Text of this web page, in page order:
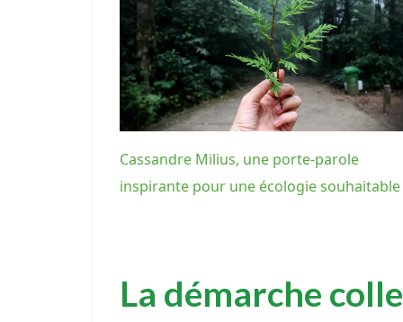
Cassandre Milius, une porte-parole
inspirante pour une écologie souhaitable
La démarche